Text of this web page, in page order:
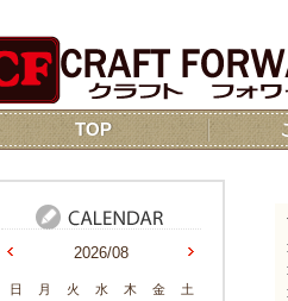
TOP
2026/08
日 月 火 水 木 金
土